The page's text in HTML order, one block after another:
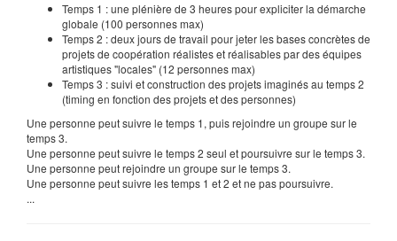
Temps 1 : une plénière de 3 heures pour expliciter la démarche
globale (100 personnes max)
Temps 2 : deux jours de travail pour jeter les bases concrètes de
projets de coopération réalistes et réalisables par des équipes
artistiques "locales" (12 personnes max)
Temps 3 : suivi et construction des projets imaginés au temps 2
(timing en fonction des projets et des personnes)
Une personne peut suivre le temps 1, puis rejoindre un groupe sur le
temps 3.
Une personne peut suivre le temps 2 seul et poursuivre sur le temps 3.
Une personne peut rejoindre un groupe sur le temps 3.
Une personne peut suivre les temps 1 et 2 et ne pas poursuivre.
...